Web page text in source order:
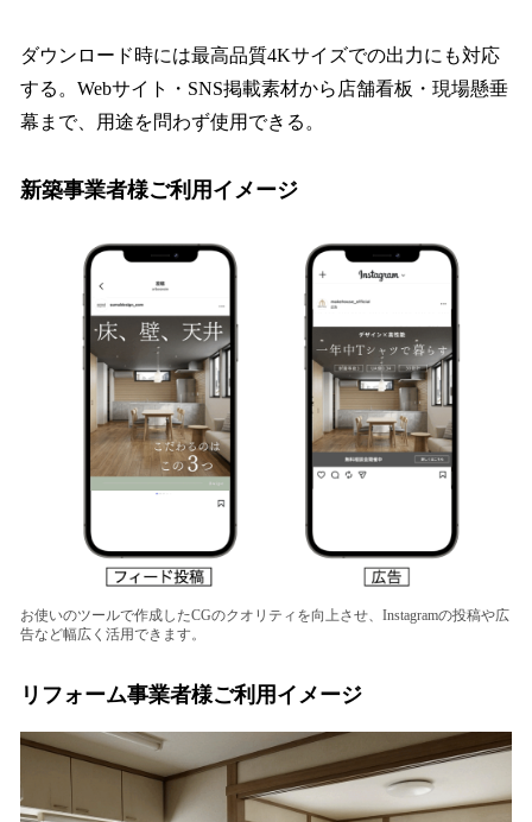
ダウンロード時には最高品質4Kサイズでの出力にも対応
する。Webサイト・SNS掲載素材から店舗看板・現場懸垂
幕まで、用途を問わず使用できる。
新築事業者様ご利用イメージ
お使いのツールで作成したCGのクオリティを向上させ、Instagramの投稿や広
告など幅広く活用できます。
リフォーム事業者様ご利用イメージ